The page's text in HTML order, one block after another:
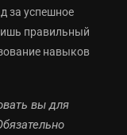
за успешное
правильный
навыков
вы для